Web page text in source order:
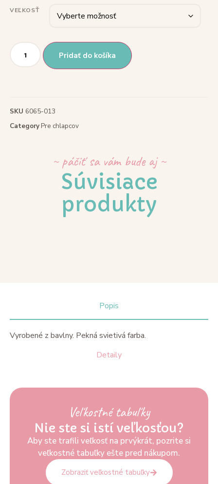
VEĽKOSŤ
Pridať do košíka
SKU 6065-013
CategoryPre chlapcov
~ páčiť sa vám bude aj ~
Súvisiace
produkty
Popis
Detaily
Vyrobené z bavlny. Pekná svietivá farba.
Veľkostné tabuľky
Nie ste si istí veľkosťou?
Aby ste trafili veľkosť na prvýkrát, pozrite si
veľkostné tabuľky ešte pred nákupom.
Zobraziť veľkostné tabuľky